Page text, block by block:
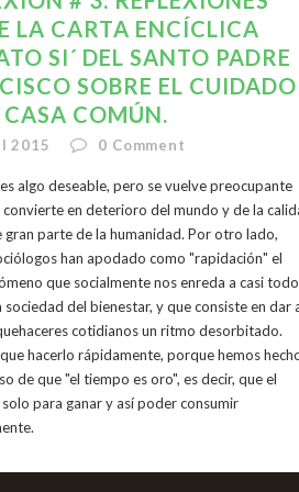
LA CARTA ENCÍCLICA
SI´ DEL SANTO PADRE
SOBRE EL CUIDADO
CASA COMÚN.
2015 0 Comment
algo deseable, pero se vuelve preocupante
convierte en deterioro del mundo y de la
gran parte de la humanidad. Por otro lado,
han apodado como "rapidación" el
que socialmente nos enreda a casi
sociedad del bienestar, y que consiste en dar
cotidianos un ritmo desorbitado.
hacerlo rápidamente, porque hemos
de que "el tiempo es oro", es decir, que el
para ganar y así poder consumir